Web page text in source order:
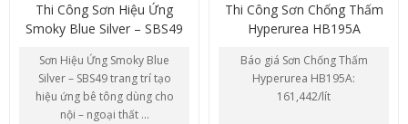
Thi Công Sơn Hiệu Ứng
Smoky Blue Silver – SBS49
Sơn Hiệu Ứng Smoky Blue
Silver – SBS49 trang trí tạo
hiệu ứng bê tông dùng cho
nội – ngoại thất ...
Thi Công Sơn Chống Thấm
Hyperurea HB195A
Báo giá Sơn Chống Thấm
Hyperurea HB195A:
161,442/lít